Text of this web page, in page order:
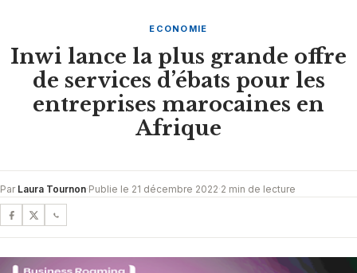
ECONOMIE
Inwi lance la plus grande offre
de services d’ébats pour les
entreprises marocaines en
Afrique
Par Laura Tournon·Publie le 21 décembre 2022·2 min de lecture